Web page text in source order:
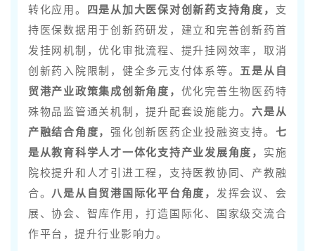
转化应用。
四是从加大医保对创新药支持角度， 支
持医保数据用于创新药研发，建立和完善创新药首
发挂网机制，优化审批流程、提升挂网效率，取消
创新药入院限制，健全多元支付体系等。 五是从自
贸港产业政策集成创新角度， 优化完善生物医药特
殊物品监管通关机制，提升配套设施能力。六是从
产融结合角度，强化创新医药企业投融资支持。 七
是从教育科学人才一体化支持产业发展角度， 实施
院校提升和人才引进工程，支持医教协同、产教融
合。 八是从自贸港国际化平台角度，
发挥会议、会
展、协会、智库作用，打造国际化、国家级交流合
作平台，提升行业影响力。